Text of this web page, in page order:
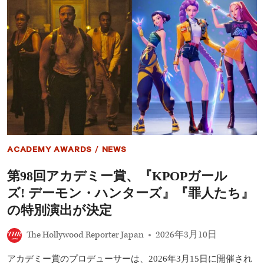
愛
告
白
デ
ー
賞
で
『ブ
ラ
イ
ズ』
ス
再
結
マ
ー
ル
優
ACADEMY AWARDS / NEWS
第98回アカデミー賞、『KPOPガール
ズ! デーモン・ハンターズ』『罪人たち』
の特別演出が決定
The Hollywood Reporter Japan 2026年3月10日
アカデミー賞のプロデューサーは、2026年3月15日に開催され